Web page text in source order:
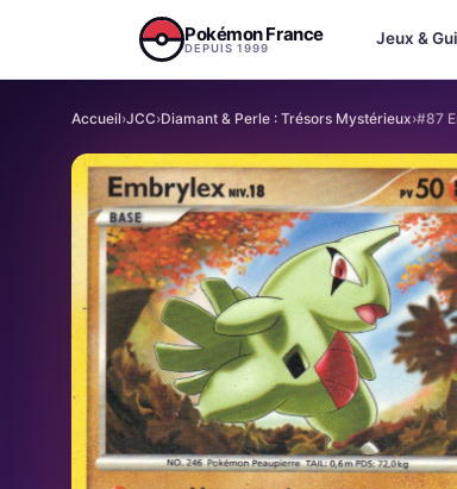
Pokémon France
DEPUIS 1999
Jeux &
Accueil›JCC›Diamant & Perle : Trésors Mystérieux›#87